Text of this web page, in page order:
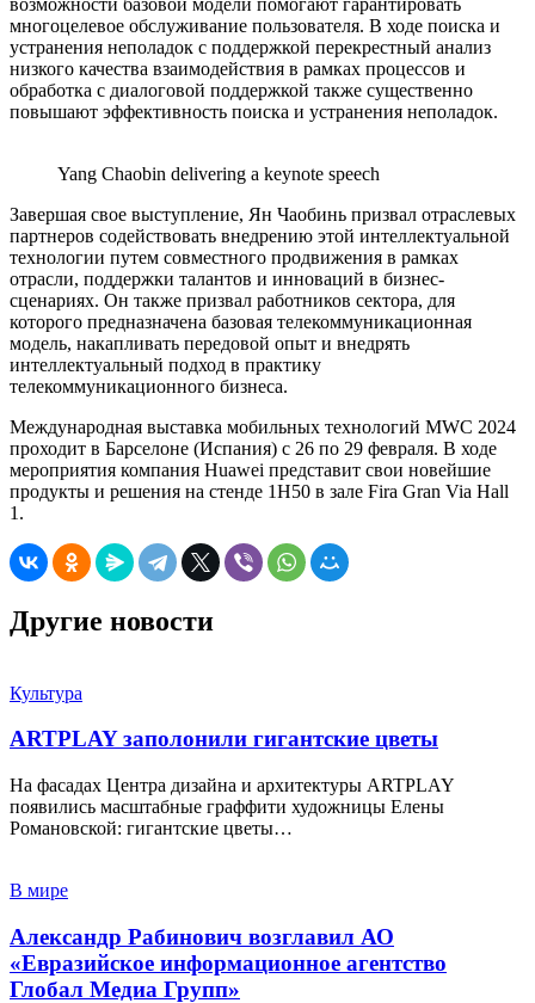
возможности базовой модели помогают гарантировать
многоцелевое обслуживание пользователя. В ходе поиска и
устранения неполадок с поддержкой перекрестный анализ
низкого качества взаимодействия в рамках процессов и
обработка с диалоговой поддержкой также существенно
повышают эффективность поиска и устранения неполадок.
Yang Chaobin delivering a keynote speech
Завершая свое выступление, Ян Чаобинь призвал отраслевых
партнеров содействовать внедрению этой интеллектуальной
технологии путем совместного продвижения в рамках
отрасли, поддержки талантов и инноваций в бизнес-
сценариях. Он также призвал работников сектора, для
которого предназначена базовая телекоммуникационная
модель, накапливать передовой опыт и внедрять
интеллектуальный подход в практику
телекоммуникационного бизнеса.
Международная выставка мобильных технологий MWC 2024
проходит в Барселоне (Испания) с 26 по 29 февраля. В ходе
мероприятия компания Huawei представит свои новейшие
продукты и решения на стенде 1H50 в зале Fira Gran Via Hall
1.
Другие новости
Культура
ARTPLAY заполонили гигантские цветы
На фасадах Центра дизайна и архитектуры ARTPLAY
появились масштабные граффити художницы Елены
Романовской: гигантские цветы…
В мире
Александр Рабинович возглавил АО
«Евразийское информационное агентство
Глобал Медиа Групп»